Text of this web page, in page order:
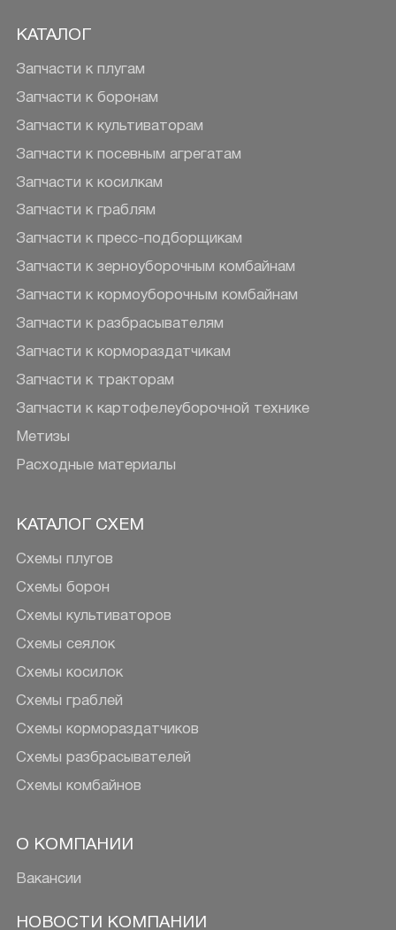
КАТАЛОГ
Запчасти к плугам
Запчасти к боронам
Запчасти к культиваторам
Запчасти к посевным агрегатам
Запчасти к косилкам
Запчасти к граблям
Запчасти к пресс-подборщикам
Запчасти к зерноуборочным комбайнам
Запчасти к кормоуборочным комбайнам
Запчасти к разбрасывателям
Запчасти к кормораздатчикам
Запчасти к тракторам
Запчасти к картофелеуборочной технике
Метизы
Расходные материалы
КАТАЛОГ СХЕМ
Схемы плугов
Схемы борон
Схемы культиваторов
Схемы сеялок
Схемы косилок
Схемы граблей
Схемы кормораздатчиков
Схемы разбрасывателей
Схемы комбайнов
О КОМПАНИИ
Вакансии
НОВОСТИ КОМПАНИИ